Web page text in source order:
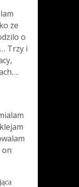
ze
o
Trzy i
on